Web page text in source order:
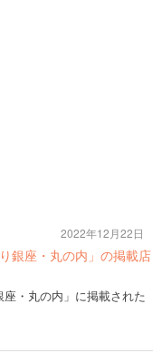
銀座・丸の内」の掲載店
・丸の内」に掲載された
2022年12月22日